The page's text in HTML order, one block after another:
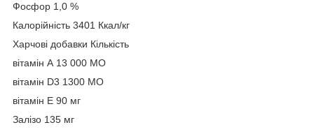
Фосфор 1,0 %
Калорійність 3401 Ккал/кг
Харчові добавки Кількість
вітамін А 13 000 МО
вітамін D3 1300 МО
вітамін Е 90 мг
Залізо 135 мг